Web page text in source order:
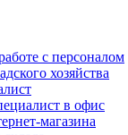
с персоналом
хозяйства
в офис
магазина